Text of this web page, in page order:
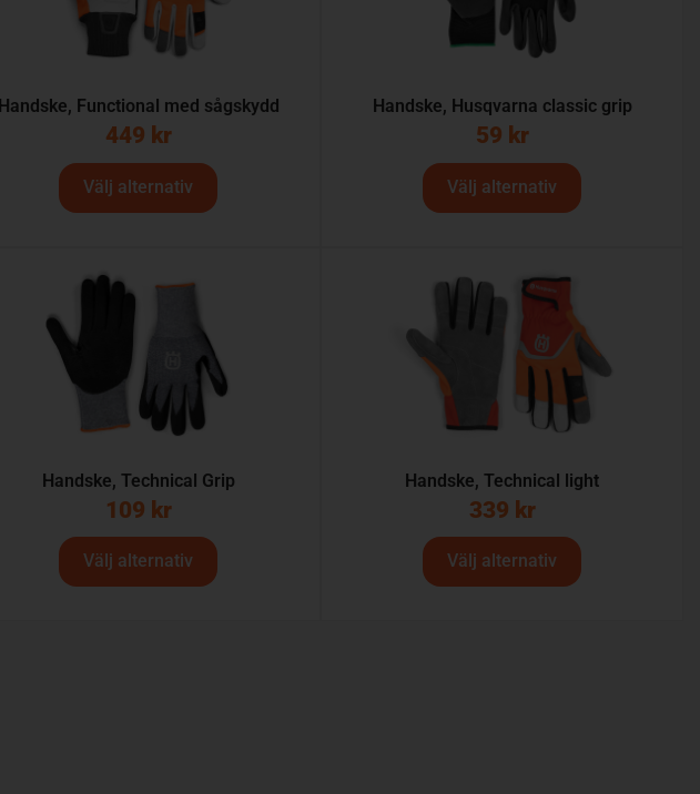
Handske, Functional med sågskydd
449 kr
Välj alternativ
Handske, Husqvarna classic grip
59 kr
Välj alternativ
Handske, Technical Grip
109 kr
Välj alternativ
Handske, Technical light
339 kr
Välj alternativ